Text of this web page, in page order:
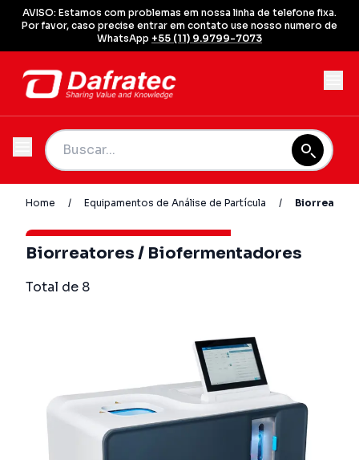
AVISO: Estamos com problemas em nossa linha de telefone fixa.
Por favor, caso precise entrar em contato use nosso numero de
WhatsApp +55 (11) 9.9799-7073
Home / Equipamentos de Análise de Partícula /
Biorreatores / Biofermentadores
Total de 8